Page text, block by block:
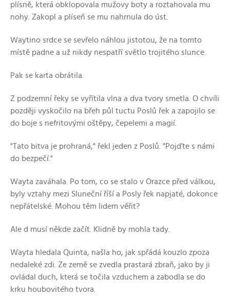
plísně, která obklopovala mužovy boty a roztahovala mu
nohy. Zakopl a plíseň se mu nahrnula do úst.
Waytino srdce se sevřelo náhlou jistotou, že na tomto
místě padne a už nikdy nespatří světlo trojitého slunce.
Pak se karta obrátila.
Z podzemní řeky se vyřítila vlna a dva tvory smetla. O chvíli
později vyskočilo na břeh půl tuctu Poslů řek a zapojilo se
do boje s nefritovými oštěpy, čepelemi a magií.
"Tato bitva je prohraná," řekl jeden z Poslů. "Pojďte s námi
do bezpečí."
Wayta zaváhala. Po tom, co se stalo v Orazce před válkou,
byly vztahy mezi Sluneční říší a Posly řek napjaté, dokonce
nepřátelské. Mohou těm lidem věřit?
Ale d musí někde začít. Klidně by mohla tady.
Wayta hledala Quinta, našla ho, jak spřádá kouzlo zpoza
nedaleké zdi. Ze země se zvedla prastará zbraň, jako by ji
ovládal duch, která se točila vzduchem a zabodla se do
krku houbovitého tvora.